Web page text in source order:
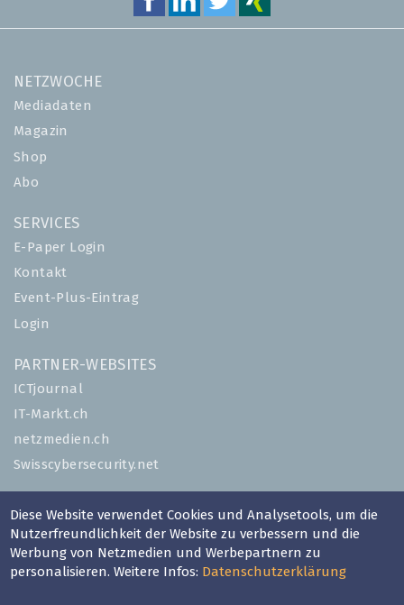
NETZWOCHE
Mediadaten
Magazin
Shop
Abo
SERVICES
E-Paper Login
Kontakt
Event-Plus-Eintrag
Login
PARTNER-WEBSITES
ICTjournal
IT-Markt.ch
netzmedien.ch
Swisscybersecurity.net
© NETZMEDIEN AG 2026
Impressum
AGB
Diese Website verwendet Cookies und Analysetools, um die
Nutzerfreundlichkeit der Website zu verbessern und die
Werbung von Netzmedien und Werbepartnern zu
personalisieren. Weitere Infos: Datenschutzerklärung